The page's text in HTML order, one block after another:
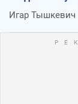
Игар Тышкевич